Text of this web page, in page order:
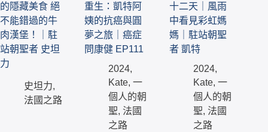
的隱藏美食 絕
不能錯過的牛
肉漢堡！｜駐
站朝聖者 史坦
力
史坦力,
法國之路
重生：凱特阿
姨的抗癌與圓
夢之旅｜癌症
問康健 EP111
2024,
Kate,一
個人的朝
聖, 法國
之路
十二天｜風雨
中看見彩虹媽
媽｜駐站朝聖
者 凱特
2024,
Kate, 一
個人的朝
聖, 法國
之路